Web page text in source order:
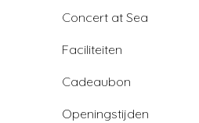
Concert at Sea
Faciliteiten
Cadeaubon
Openingstijden